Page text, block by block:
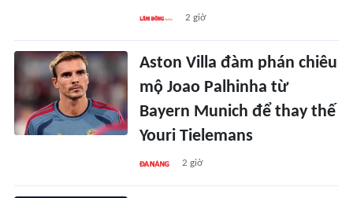
2 giờ
Aston Villa đàm phán chiêu
mộ Joao Palhinha từ
Bayern Munich để thay thế
Youri Tielemans
2 giờ